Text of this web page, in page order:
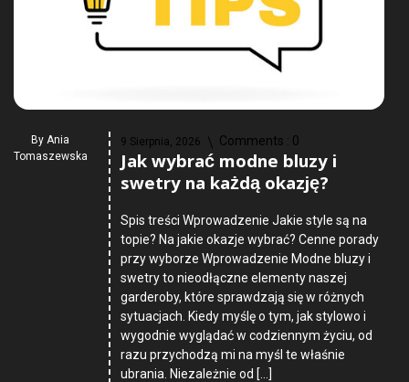
By Ania
Tomaszewska
9 Sierpnia, 2026 Comments : 0
Jak wybrać modne bluzy i
swetry na każdą okazję?
Spis treści Wprowadzenie Jakie style są na
topie? Na jakie okazje wybrać? Cenne porady
przy wyborze Wprowadzenie Modne bluzy i
swetry to nieodłączne elementy naszej
garderoby, które sprawdzają się w różnych
sytuacjach. Kiedy myślę o tym, jak stylowo i
wygodnie wyglądać w codziennym życiu, od
razu przychodzą mi na myśl te właśnie
ubrania. Niezależnie od […]